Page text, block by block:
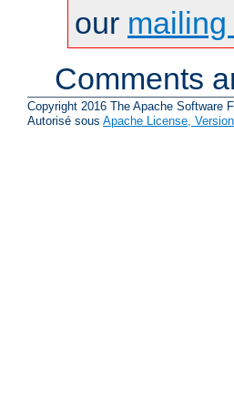
our mailing
Comments
Copyright 2016 The Apache Software
Autorisé sous Apache License,